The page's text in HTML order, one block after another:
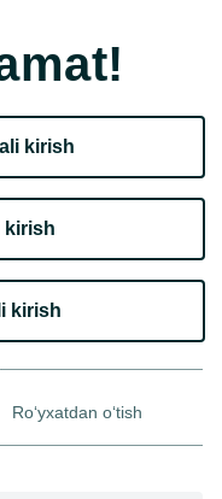
kirish​
kirish
kirish
Ro‘yxatdan o‘tish